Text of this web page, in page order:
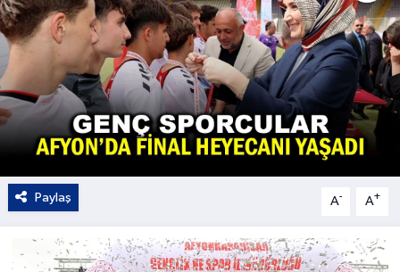
Paylaş A- A+
Yaşam